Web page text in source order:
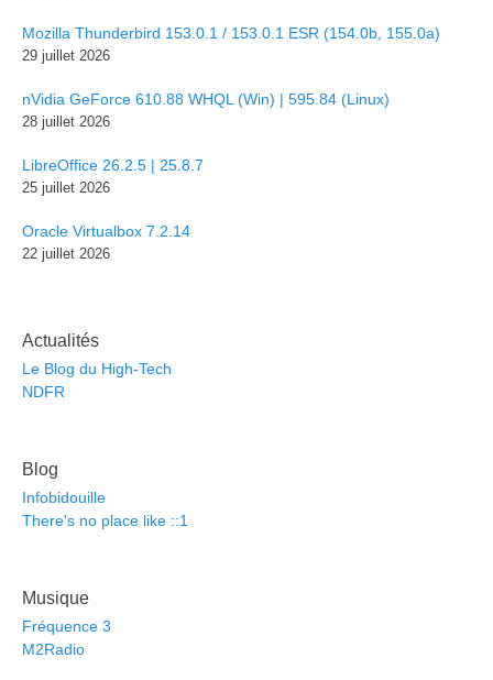
Mozilla Thunderbird 153.0.1 / 153.0.1 ESR (154.0b, 155.0a)
29 juillet 2026
nVidia GeForce 610.88 WHQL (Win) | 595.84 (Linux)
28 juillet 2026
LibreOffice 26.2.5 | 25.8.7
25 juillet 2026
Oracle Virtualbox 7.2.14
22 juillet 2026
Actualités
Le Blog du High-Tech
NDFR
Blog
Infobidouille
There's no place like ::1
Musique
Fréquence 3
M2Radio